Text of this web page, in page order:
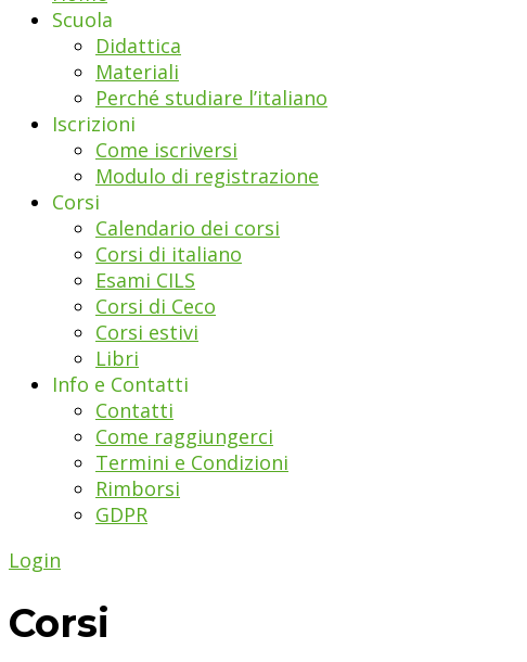
Scuola
Didattica
Materiali
Perché studiare l’italiano
Iscrizioni
Come iscriversi
Modulo di registrazione
Corsi
Calendario dei corsi
Corsi di italiano
Esami CILS
Corsi di Ceco
Corsi estivi
Libri
Info e Contatti
Contatti
Come raggiungerci
Termini e Condizioni
Rimborsi
GDPR
Login
Corsi